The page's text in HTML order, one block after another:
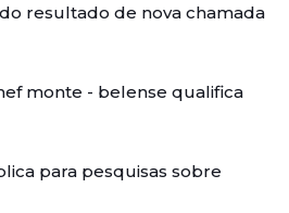
resultado de nova chamada
monte - belense qualifica
para pesquisas sobre